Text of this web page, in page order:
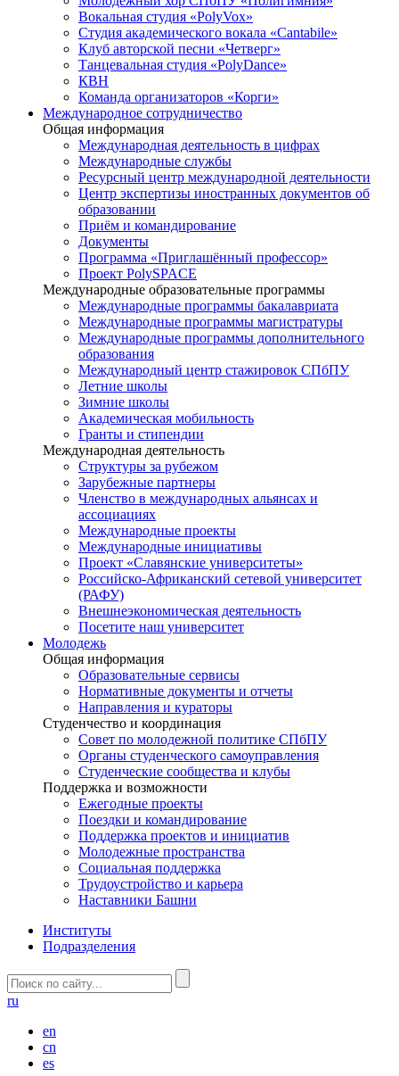
Вокальная студия «PolyVox»
Студия академического вокала «Cantabile»
Клуб авторской песни «Четверг»
Танцевальная студия «PolyDance»
КВН
Команда организаторов «Корги»
Международное сотрудничество
Общая информация
Международная деятельность в цифрах
Международные службы
Ресурсный центр международной деятельности
Центр экспертизы иностранных документов об
образовании
Приём и командирование
Документы
Программа «Приглашённый профессор»
Проект PolySPACE
Международные образовательные программы
Международные программы бакалавриата
Международные программы магистратуры
Международные программы дополнительного
образования
Международный центр стажировок СПбПУ
Летние школы
Зимние школы
Академическая мобильность
Гранты и стипендии
Международная деятельность
Структуры за рубежом
Зарубежные партнеры
Членство в международных альянсах и
ассоциациях
Международные проекты
Международные инициативы
Проект «Славянские университеты»
Российско-Африканский сетевой университет
(РАФУ)
Внешнеэкономическая деятельность
Посетите наш университет
Молодежь
Общая информация
Образовательные сервисы
Нормативные документы и отчеты
Направления и кураторы
Студенчество и координация
Совет по молодежной политике СПбПУ
Органы студенческого самоуправления
Студенческие сообщества и клубы
Поддержка и возможности
Ежегодные проекты
Поездки и командирование
Поддержка проектов и инициатив
Молодежные пространства
Социальная поддержка
Трудоустройство и карьера
Наставники Башни
Институты
Подразделения
ru
en
cn
es